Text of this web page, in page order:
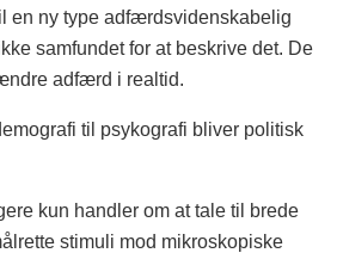
en ny type adfærdsvidenskabelig
samfundet for at beskrive det. De
adfærd i realtid.
til psykografi bliver politisk
kun handler om at tale til brede
stimuli mod mikroskopiske